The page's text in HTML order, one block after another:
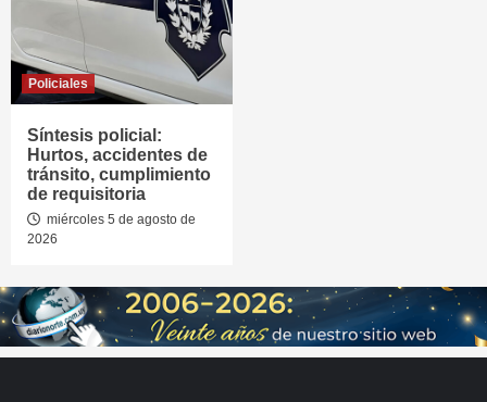
Policiales
Síntesis policial:
Hurtos, accidentes de
tránsito, cumplimiento
de requisitoria
miércoles 5 de agosto de
2026